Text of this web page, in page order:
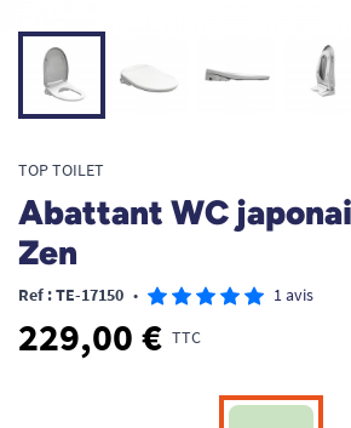
TOP TOILET
Abattant WC
Zen
Ref : TE-17150 • 1 avis
229,00 € TTC